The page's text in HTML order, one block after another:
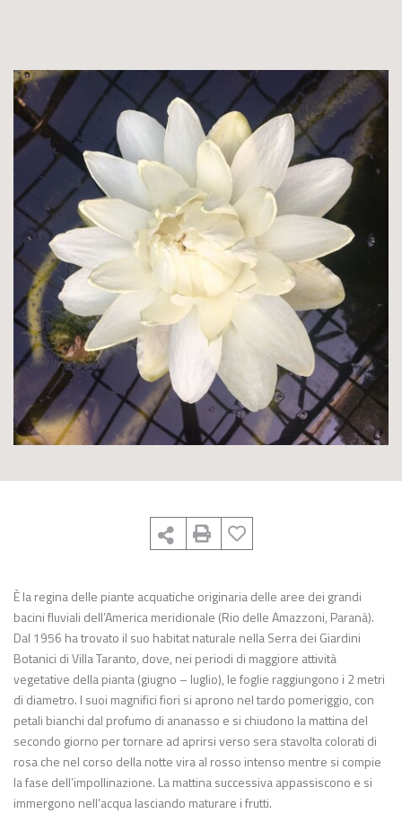
È la regina delle piante acquatiche originaria delle aree dei grandi
bacini fluviali dell’America meridionale (Rio delle Amazzoni, Paranà).
Dal 1956 ha trovato il suo habitat naturale nella Serra dei Giardini
Botanici di Villa Taranto, dove, nei periodi di maggiore attività
vegetative della pianta (giugno – luglio), le foglie raggiungono i 2 metri
di diametro. I suoi magnifici fiori si aprono nel tardo pomeriggio, con
petali bianchi dal profumo di ananasso e si chiudono la mattina del
secondo giorno per tornare ad aprirsi verso sera stavolta colorati di
rosa che nel corso della notte vira al rosso intenso mentre si compie
la fase dell’impollinazione. La mattina successiva appassiscono e si
immergono nell’acqua lasciando maturare i frutti.